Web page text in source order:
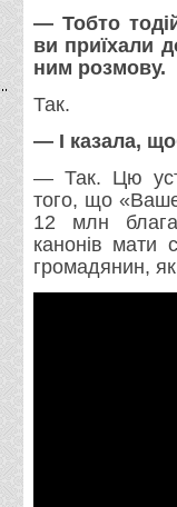
— Тобто
ви приїхали
ним розмову.
Так.
— І казала,
— Так. Цю
того, що «Ваше
12 млн
канонів мати
громадянин,